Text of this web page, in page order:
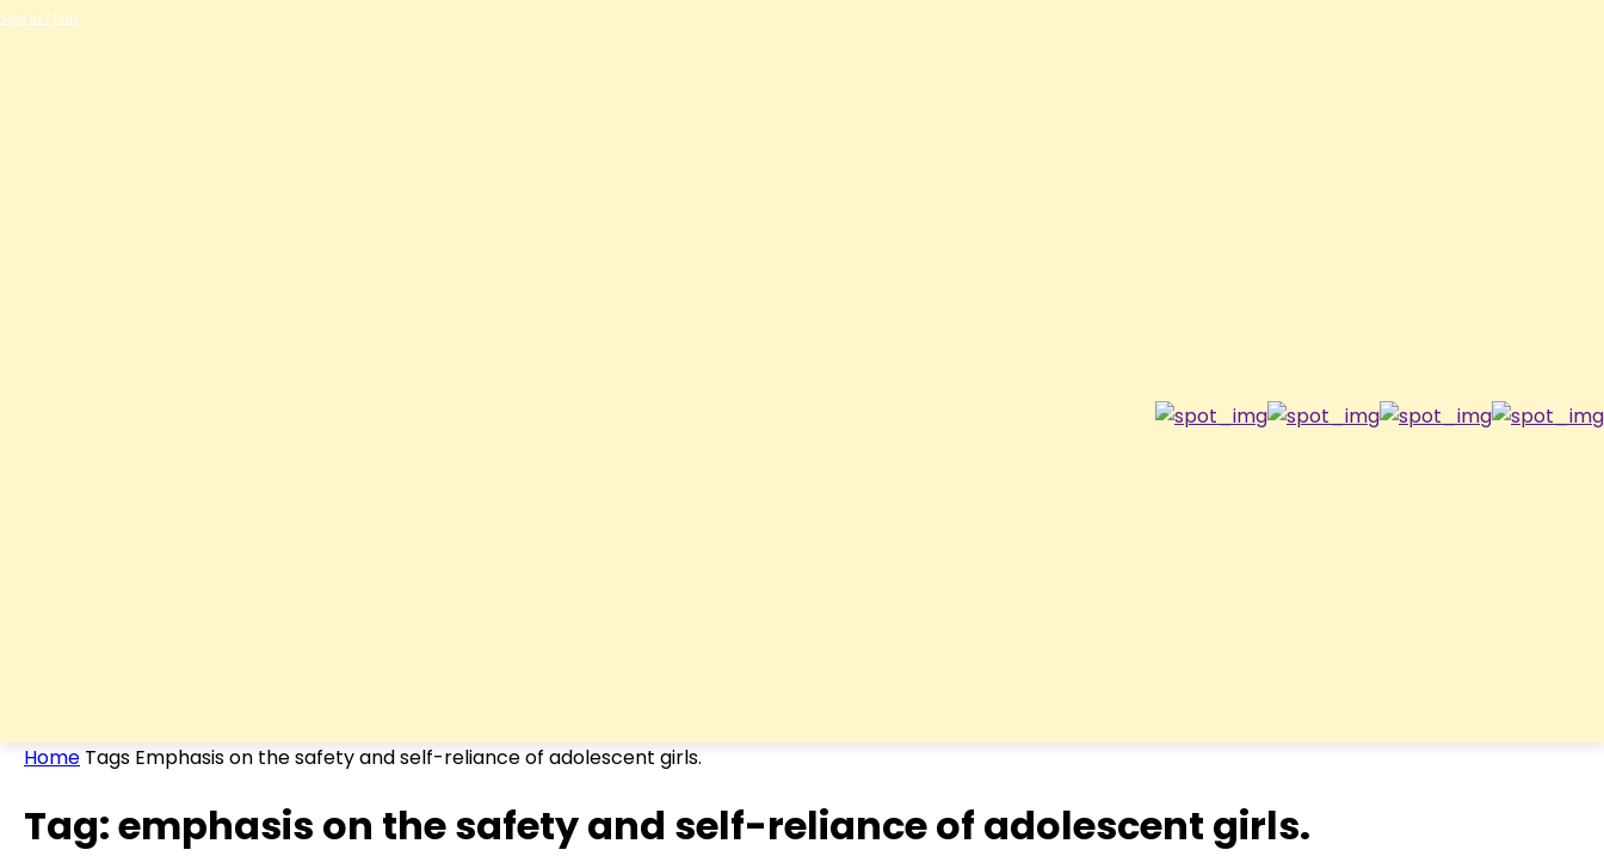
Sign in / Join
Home Tags Emphasis on the safety and self-reliance of adolescent girls.
Tag: emphasis on the safety and self-reliance of adolescent girls.